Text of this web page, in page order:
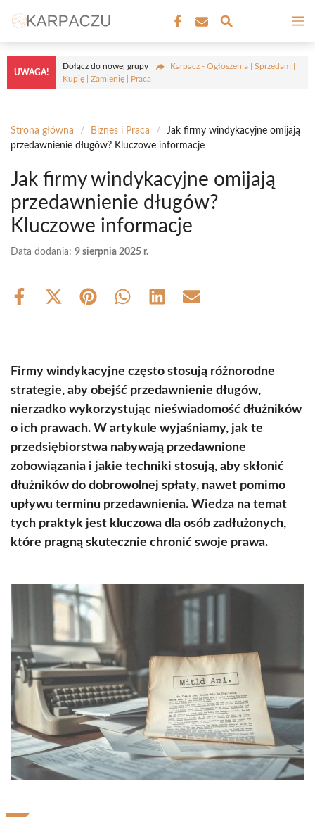
treści
UWAGA!
Dołącz do nowej grupy
Karpacz - Ogłoszenia | Sprzedam |
Kupię | Zamienię | Praca
Strona główna / Biznes i Praca /
Jak firmy windykacyjne omijają
przedawnienie długów? Kluczowe informacje
Jak firmy windykacyjne omijają
przedawnienie długów?
Kluczowe informacje
Data dodania: 9 sierpnia 2025 r.
Share
Share
(Twitter)
Share Share Share Share
Firmy windykacyjne często stosują różnorodne
strategie, aby obejść przedawnienie długów,
nierzadko wykorzystując nieświadomość dłużników
o ich prawach. W artykule wyjaśniamy, jak te
przedsiębiorstwa nabywają przedawnione
zobowiązania i jakie techniki stosują, aby skłonić
dłużników do dobrowolnej spłaty, nawet pomimo
upływu terminu przedawnienia. Wiedza na temat
tych praktyk jest kluczowa dla osób zadłużonych,
które pragną skutecznie chronić swoje prawa.